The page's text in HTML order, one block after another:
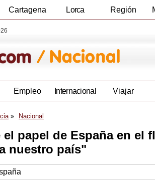
Cartagena Lorca Región
Empleo Internacional Viajar
Nacional
papel de España en el
nuestro país"